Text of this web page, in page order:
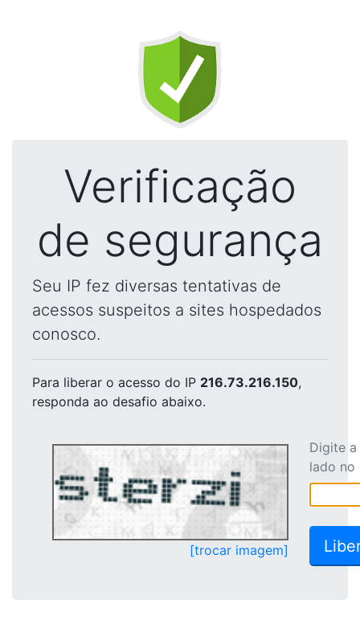
Verificação
de segurança
Seu IP fez diversas tentativas de
acessos suspeitos a sites hospedados
conosco.
Para liberar o acesso do IP 216.73.216.150,
responda ao desafio abaixo.
[trocar imagem]
Digite
lado no